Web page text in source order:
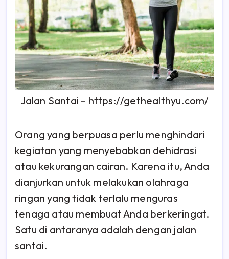
Jalan Santai – https://gethealthyu.com/
Orang yang berpuasa perlu menghindari
kegiatan yang menyebabkan dehidrasi
atau kekurangan cairan. Karena itu, Anda
dianjurkan untuk melakukan olahraga
ringan yang tidak terlalu menguras
tenaga atau membuat Anda berkeringat.
Satu di antaranya adalah dengan jalan
santai.